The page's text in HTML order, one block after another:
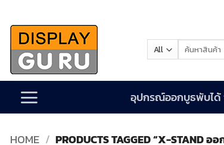
content
Search
for:
อุปกรณ์ออกบูธพับได้
HOME / PRODUCTS TAGGED “X-STAND อ